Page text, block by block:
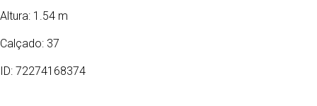
Altura: 1.54 m
Calçado: 37
ID: 72274168374